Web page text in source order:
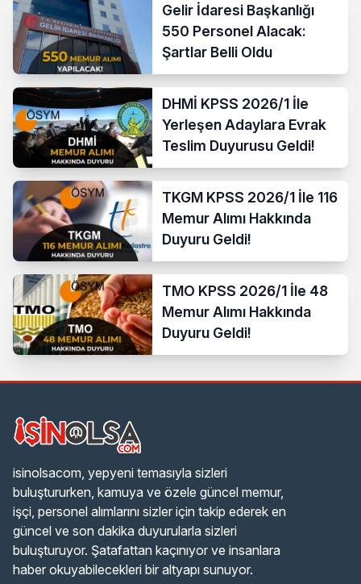
Gelir İdaresi Başkanlığı
550 Personel Alacak:
Şartlar Belli Oldu
DHMİ KPSS 2026/1 İle
Yerleşen Adaylara Evrak
Teslim Duyurusu Geldi!
TKGM KPSS 2026/1 İle 116
Memur Alımı Hakkında
Duyuru Geldi!
TMO KPSS 2026/1 İle 48
Memur Alımı Hakkında
Duyuru Geldi!
isinolsacom, yepyeni temasıyla sizleri
buluştururken, kamuya ve özele güncel memur,
işçi, personel alımlarını sizler için takip ederek en
güncel ve son dakika duyurularla sizleri
buluşturuyor. Şatafattan kaçınıyor ve insanlara
haber okuyabilecekleri bir altyapı sunuyor.